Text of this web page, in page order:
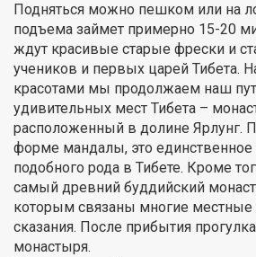
Подняться можно пешком или на
подъема займет примерно 15-20
ждут красивые старые фрески и
учеников и первых царей Тибета.
красотами мы продолжаем наш
удивительных мест Тибета –
расположенный в долине Ярлунг.
форме мандалы, это
подобного рода в Тибете. Кроме
самый древний буддийский
которым связаны многие
сказания. После прибытия
монастыря.